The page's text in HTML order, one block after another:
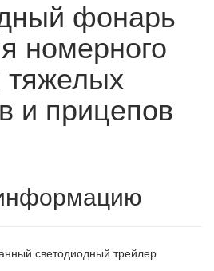
фонарь
номерного
тяжелых
и прицепов
светодиодный трейлер